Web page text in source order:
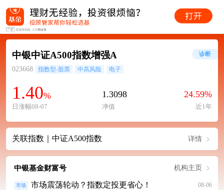
中银中证A500指数增强A
023668 指数型-股票 中高风险 电子
1.40%
日涨幅08-07
1.3098
净值
24.59%
近1年
诊断
关联指数｜中证A500指数 详情
中银基金财富号 机构主页
市场 市场震荡轮动？指数定投更省心！ 08-06